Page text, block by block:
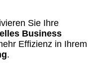
Sie Ihre
Business
Effizienz in Ihrem
.